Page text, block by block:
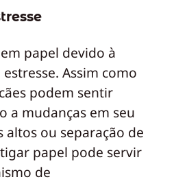
papel devido à
Assim como
podem sentir
a mudanças em seu
ou separação de
papel pode servir
de